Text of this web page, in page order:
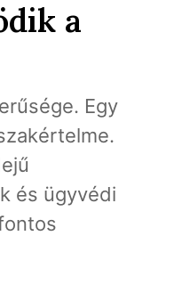
a
Egy
és ügyvédi